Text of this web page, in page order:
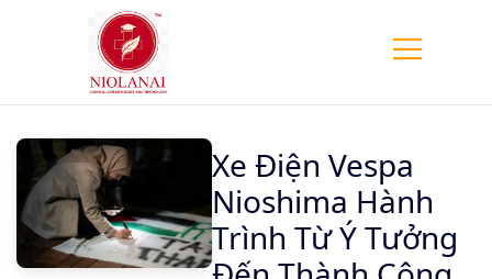
Xe Điện Vespa
Nioshima Hành
Trình Từ Ý Tưởng